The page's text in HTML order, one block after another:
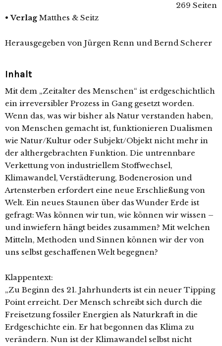
269 Seiten
• Verlag Matthes & Seitz
Herausgegeben von Jürgen Renn und Bernd Scherer
Inhalt
Mit dem „Zeitalter des Menschen“ ist erdgeschichtlich
ein irreversibler Prozess in Gang gesetzt worden.
Wenn das, was wir bisher als Natur verstanden haben,
von Menschen gemacht ist, funktionieren Dualismen
wie Natur/Kultur oder Subjekt/Objekt nicht mehr in
der althergebrachten Funktion. Die untrennbare
Verkettung von industriellem Stoffwechsel,
Klimawandel, Verstädterung, Bodenerosion und
Artensterben erfordert eine neue Erschließung von
Welt. Ein neues Staunen über das Wunder Erde ist
gefragt: Was können wir tun, wie können wir wissen –
und inwiefern hängt beides zusammen? Mit welchen
Mitteln, Methoden und Sinnen können wir der von
uns selbst geschaffenen Welt begegnen?
Klappentext:
„Zu Beginn des 21. Jahrhunderts ist ein neuer Tipping
Point erreicht. Der Mensch schreibt sich durch die
Freisetzung fossiler Energien als Naturkraft in die
Erdgeschichte ein. Er hat begonnen das Klima zu
verändern. Nun ist der Klimawandel selbst nicht